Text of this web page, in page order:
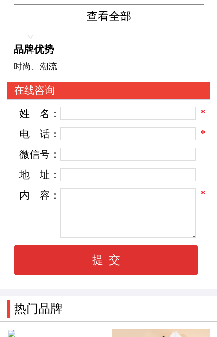
流、快时尚品牌。进入国内市场短短六年时间，
现已成为国内知名潮流休闲鞋服连锁品牌。 公司
拥有一整套系统化、专业化的品牌运营ERP系统
和营销管理体系，以联营/加盟合作的多种先进模
及社会各界的大力支持，迄今为止旗下合作门店
数量逾800家。迅速占据时尚潮牌市场的制高点!
以“休闲、舒适、潮流” 为品牌使命。
以“真诚、尊重、高品质”为服务核心。
满足消费者对轻潮时尚的体验与追求。
查看全部
品牌优势
时尚、潮流
在线咨询
姓
名：
*
电
话：
*
微信号：
地
址：
内
容： *
热门品牌